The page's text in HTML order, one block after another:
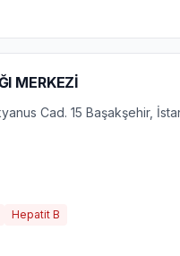
MERKEZİ
Cad. 15 Başakşehir,
Hepatit B